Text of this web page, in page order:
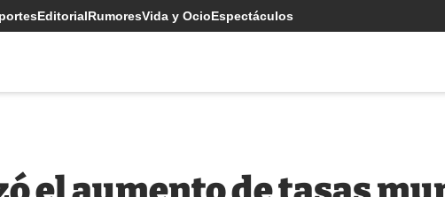
EditorialRumoresVida y OcioEspectáculos